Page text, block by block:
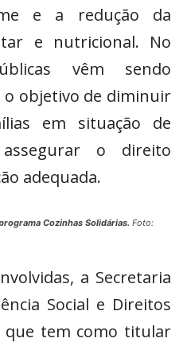
e a redução da
e nutricional. No
vêm sendo
o objetivo de diminuir
em situação de
o direito
adequada.
Cozinhas Solidárias. Foto:
a Secretaria
Social e Direitos
que tem como titular